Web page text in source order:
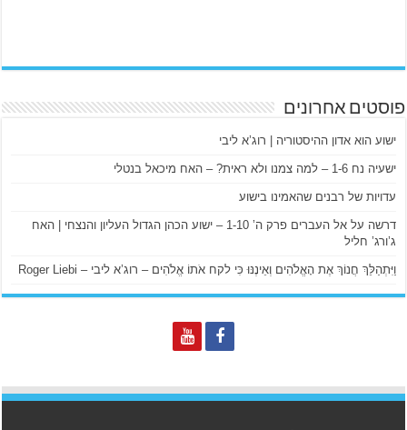
פוסטים אחרונים
ישוע הוא אדון ההיסטוריה | רוג’א ליבי
ישעיה נח 1-6 – למה צמנו ולא ראית? – האח מיכאל בנטלי
עדויות של רבנים שהאמינו בישוע
דרשה על אל העברים פרק ה’ 1-10 – ישוע הכהן הגדול העליון והנצחי | האח
ג’ורג’ חליל
וַיִּתְהַלֵּךְ חֲנוֹךְ אֶת הָאֱלֹהִים וְאֵינֶנּוּ כִּי לקח אֹתוֹ אֱלֹהִים – רוג’א ליבי – Roger Liebi